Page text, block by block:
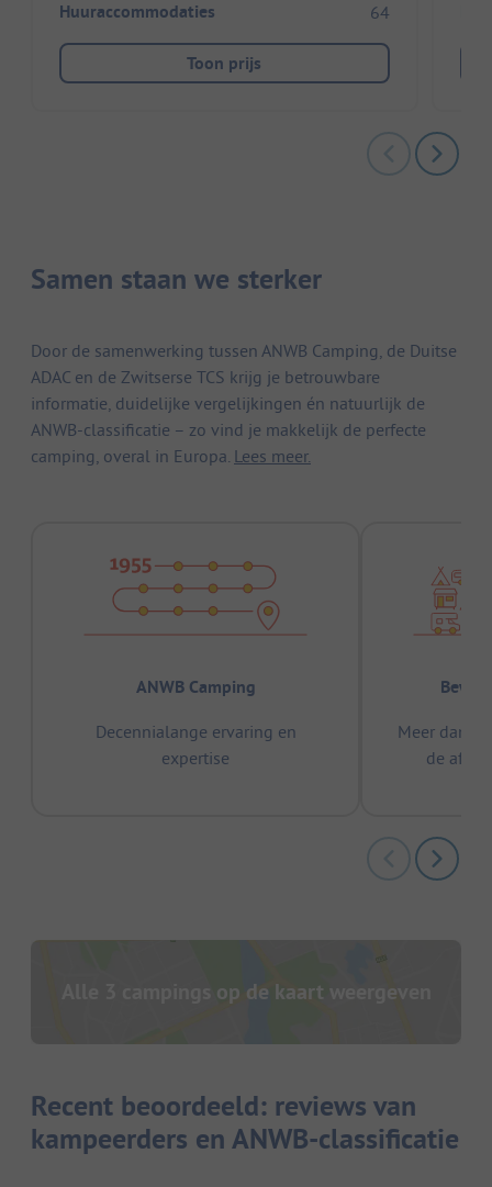
Huuraccommodaties 64
Toon prijs
Samen staan we sterker
Door de samenwerking tussen ANWB Camping, de Duitse
ADAC en de Zwitserse TCS krijg je betrouwbare
informatie, duidelijke vergelijkingen én natuurlijk de
ANWB-classificatie – zo vind je makkelijk de perfecte
camping, overal in Europa. Lees meer.
ANWB Camping
Decennialange ervaring en
expertise
Meer dan
de
Alle 3 campings op de kaart weergeven
Recent beoordeeld: reviews van
kampeerders en ANWB-classificatie